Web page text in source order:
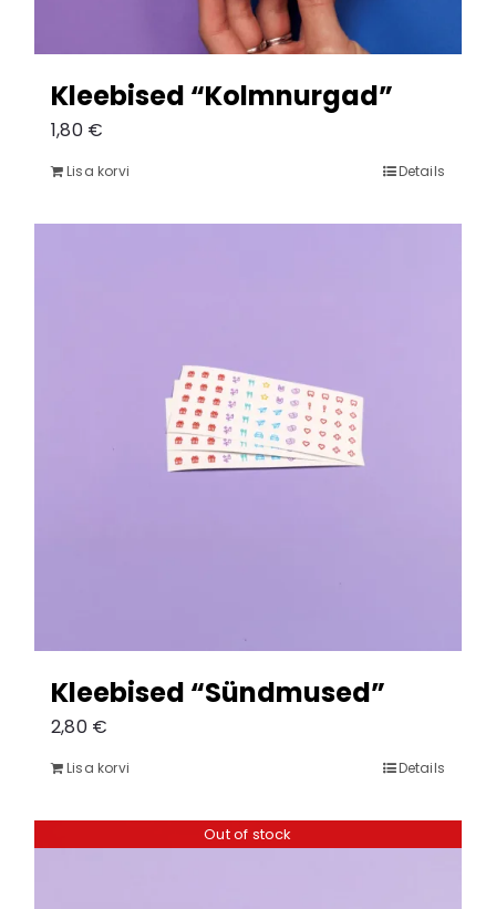
Kleebised “Kolmnurgad”
1,80 €
Lisa korvi Details
Kleebised “Sündmused”
2,80 €
Lisa korvi Details
Out of stock